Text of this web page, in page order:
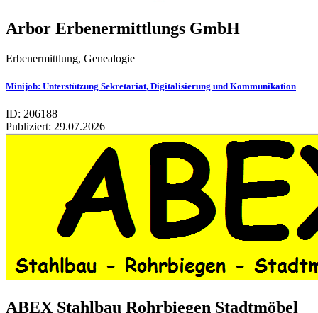
Arbor Erbe­nermitt­lungs GmbH
Erbenermittlung, Genealogie
Mini­job: Unter­stüt­zung Sekre­ta­riat, Digi­ta­li­sie­rung und Kom­mu­ni­ka­tion
ID: 206188
Publiziert: 29.07.2026
ABEX Stahl­bau Rohr­bie­gen Stadt­mö­bel